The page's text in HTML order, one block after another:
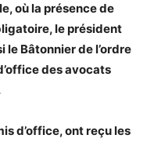
où la présence de
le président
le Bâtonnier de l’ordre
des avocats
d’office, ont reçu les